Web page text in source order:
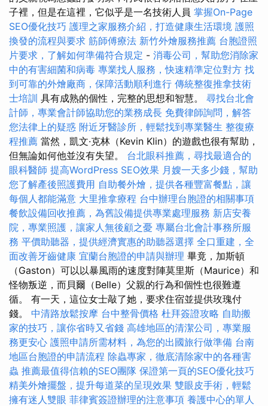
子裡，但是在這裡，它似乎是一名技術人員 掌握On-Page
SEO優化技巧 護理之家服務介紹，打造健康生活環境 護照
換發的流程與要求 筋師傅療法 新竹外燴服務推薦 台胞證照
片要求，了解如何準備符合規定 - 消毒公司，幫助您消除家
中的有害細菌和病毒 專業找人服務，快速精準定位對方 找
到可靠的外燴廠商，保障活動順利進行 傳統整復推拿技術
士培訓 具有成熟的個性，完整的思想和智慧。 尋找台北會
計師，專業會計師協助您的業務成長 免費律師詢問，解答
您法律上的疑惑 附近牙醫診所，輕鬆找到專業醫生 整復療
程推薦 當然，凱文·克林（Kevin Klin）的遊戲也很有幫助，
但無論如何他並沒有失望。 台北眼科推薦，尋找最適合的
眼科醫師 提高WordPress SEO效果 月嫂一天多少錢，幫助
您了解產後照護費用 自助餐外燴，提供各種豐富餐點，讓
每個人都能滿意 大里推拿療程 台中辦理台胞證的相關事項
餐飲設備回收推薦，為舊設備提供專業處理服務 新店安養
院，專業照護，讓家人無後顧之憂 專屬台北會計事務所服
務 平價助聽器，提供經濟實惠的助聽器選擇 全口重建，全
面改善牙齒健康 宜蘭台胞證的申請與辦理 畢竟，加斯頓
（Gaston）可以以暴風雨的速度對陣莫里斯（Maurice）和
怪物叛逆，而貝爾（Belle）父親的行為和個性也很難遵
循。 有一天，這位女士敲了她，要求住宿並提供玫瑰付
錢。 中清路放鬆按摩 台中整骨價格 杜拜簽證攻略 自助搬
家的技巧，讓你省時又省錢 高雄地區的清潔公司，專業服
務更安心 護照申請所需材料，為您的出國旅行做準備 台南
地區台胞證的申請流程 除蟲專家，徹底清除家中的各種害
蟲 推薦最值得信賴的SEO團隊 保證第一頁的SEO優化技巧
精美外燴擺盤，提升每道菜的呈現效果 雙眼皮手術，輕鬆
擁有迷人雙眼 菲律賓簽證辦理的注意事項 養護中心的單人